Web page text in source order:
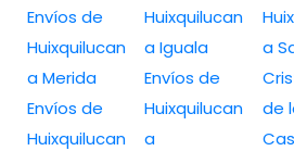
Envíos de
Huixquilucan
a Merida
Envíos de
Huixquilucan
Huixquilucan
a Iguala
Envíos de
Huixquilucan
a
a
de